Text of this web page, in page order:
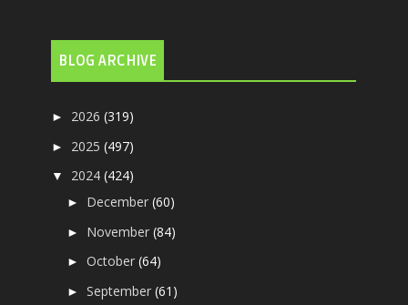
BLOG ARCHIVE
► 2026(319)
► 2025(497)
▼ 2024(424)
► December(60)
► November(84)
►October(64)
►September(61)